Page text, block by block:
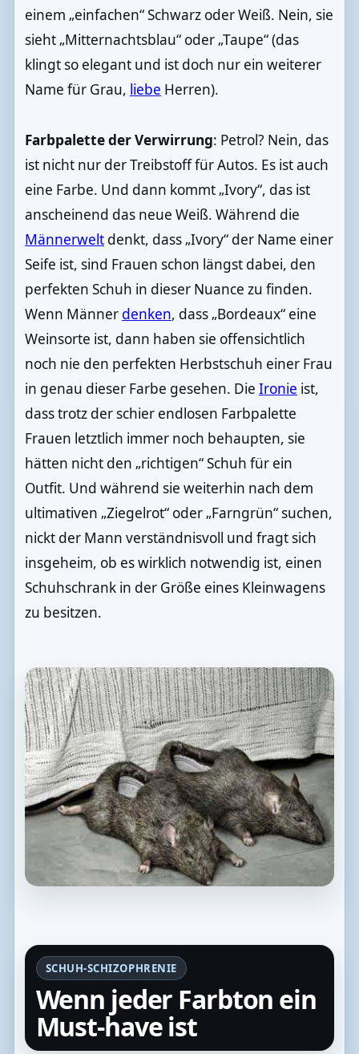
einem „einfachen“ Schwarz oder Weiß. Nein, sie
sieht „Mitternachtsblau“ oder „Taupe“ (das
klingt so elegant und ist doch nur ein weiterer
Name für Grau, liebe Herren).
Farbpalette der Verwirrung: Petrol? Nein, das
ist nicht nur der Treibstoff für Autos. Es ist auch
eine Farbe. Und dann kommt „Ivory“, das ist
anscheinend das neue Weiß. Während die
Männerweltdenkt, dass „Ivory“ der Name einer
Seife ist, sind Frauen schon längst dabei, den
perfekten Schuh in dieser Nuance zu finden.
Wenn Männer denken, dass „Bordeaux“ eine
Weinsorte ist, dann haben sie offensichtlich
noch nie den perfekten Herbstschuh einer Frau
in genau dieser Farbe gesehen. Die Ironie ist,
dass trotz der schier endlosen Farbpalette
Frauen letztlich immer noch behaupten, sie
hätten nicht den „richtigen“ Schuh für ein
Outfit. Und während sie weiterhin nach dem
ultimativen „Ziegelrot“ oder „Farngrün“ suchen,
nickt der Mann verständnisvoll und fragt sich
insgeheim, ob es wirklich notwendig ist, einen
Schuhschrank in der Größe eines Kleinwagens
zu besitzen.
SCHUH-SCHIZOPHRENIE
Wenn jeder Farbton ein
Must-have ist